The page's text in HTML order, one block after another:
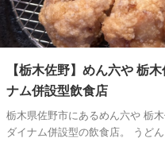
【栃木佐野】めん六や 栃
ナム併設型飲食店
栃木県佐野市にあるめん六や 栃
ダイナム併設型の飲食店。 うど